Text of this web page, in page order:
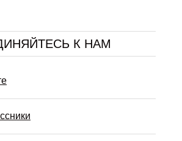
К НАМ